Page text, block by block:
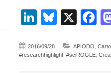
LinkedIn
X
2016/09/28 APIODO
#researchhighlight, #sciROGLE,